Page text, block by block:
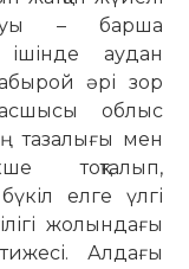
– барша
аудан
әрі зор
облыс
тазалығы мен
тоқталып,
елге үлгі
жолындағы
Алдағы